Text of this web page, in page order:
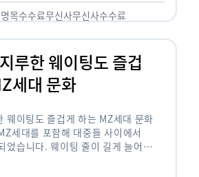
명목수수료무신사무신사수수료
루한 웨이팅도 즐겁
세대 문화
웨이팅도 즐겁게 하는 MZ세대 문화
세대를 포함해 대중들 사이에서
었습니다. 웨이팅 줄이 길게 늘어서